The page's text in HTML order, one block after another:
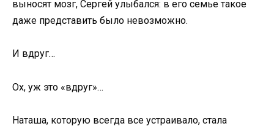
выносят мозг, Сергей улыбался: в его семье такое
даже представить было невозможно.
И вдруг…
Ох, уж это «вдруг»…
Наташа, которую всегда все устраивало, стала